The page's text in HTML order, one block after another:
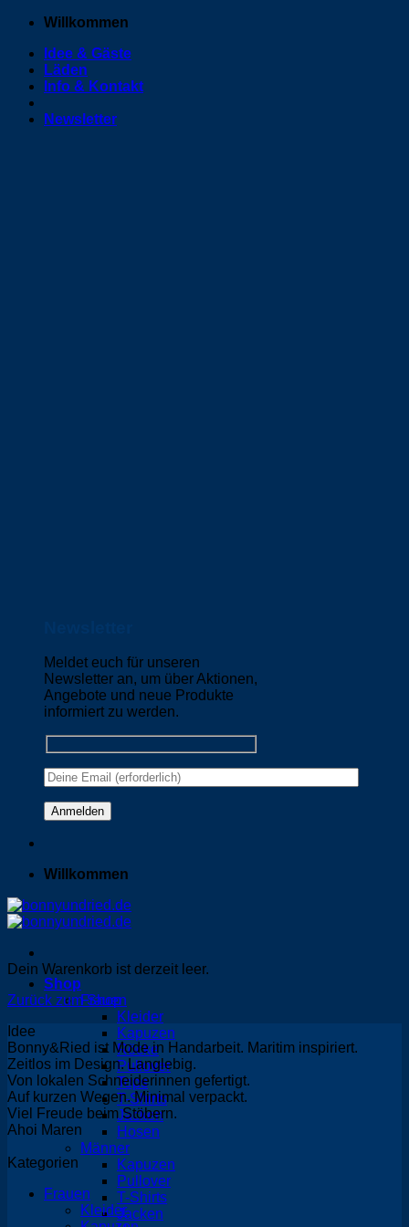
Zum
springen
Willkommen
Idee & Gäste
Läden
Info & Kontakt
Newsletter
Meldet euch für unseren
Newsletter an, um über Aktionen,
Angebote und neue Produkte
informiert zu werden.
Please leave this field empty.
Willkommen
Shop
Frauen
Kleider
Kapuzen
Röcke
Pullover
Tops
T-Shirts
Jacken
Hosen
Männer
Kapuzen
Pullover
T-Shirts
Jacken
Dein Warenkorb ist derzeit leer.
Zurück zum Shop
Idee
Bonny&Ried ist Mode in Handarbeit. Maritim inspiriert.
Zeitlos im Design. Langlebig.
Von lokalen Schneiderinnen gefertigt.
Auf kurzen Wegen. Minimal verpackt.
Viel Freude beim Stöbern.
Ahoi Maren
Kategorien
Frauen
Kleider